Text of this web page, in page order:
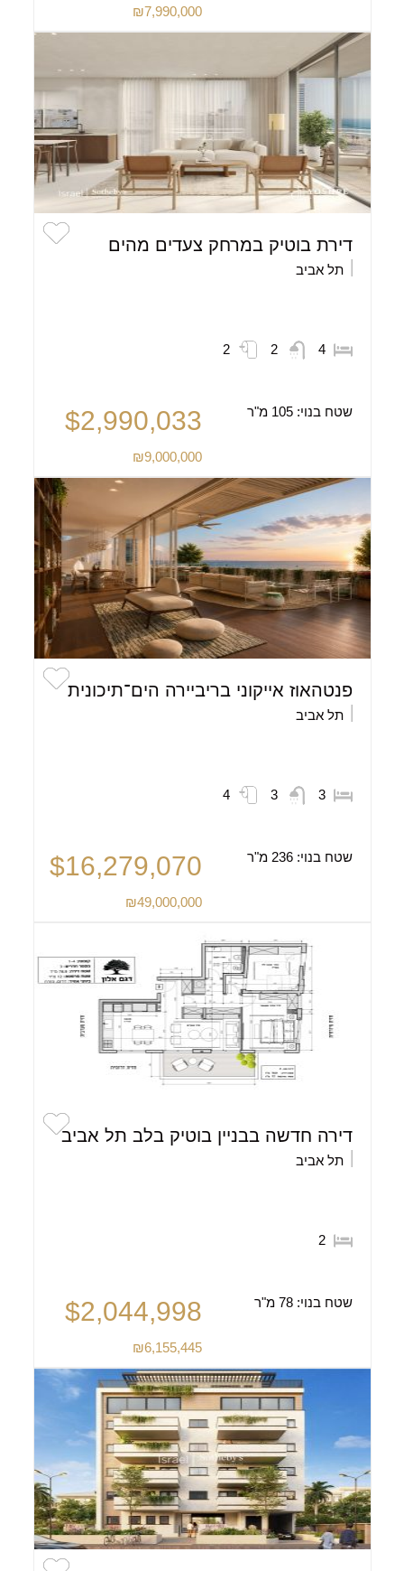
₪7,990,000
דירת בוטיק במרחק צעדים מהים
תל אביב
4
2
2
שטח בנוי:105 מ"ר $2,990,033
₪9,000,000
פנטהאוז אייקוני בריביירה הים־תיכונית
תל אביב
3
3
4
שטח בנוי:236 מ"ר $16,279,070
₪49,000,000
דירה חדשה בבניין בוטיק בלב תל אביב
תל אביב
2
שטח בנוי:78 מ"ר $2,044,998
₪6,155,445